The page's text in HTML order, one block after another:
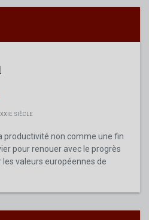
SIÈCLE
productivité non comme une fin
pour renouer avec le progrès
valeurs européennes de